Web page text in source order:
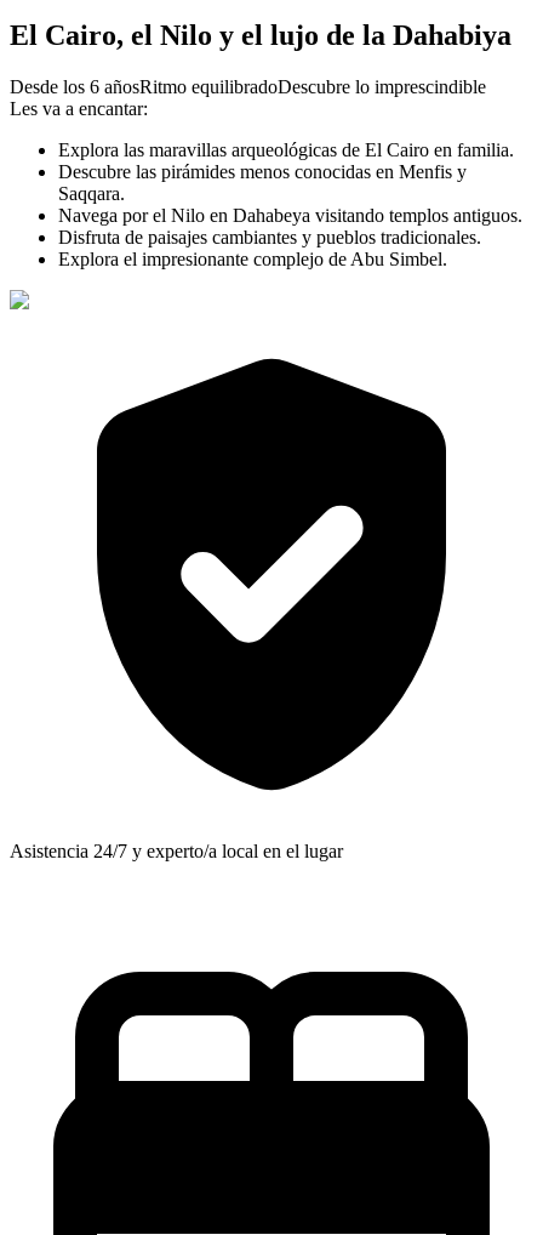
El Cairo, el Nilo y el lujo de la Dahabiya
Desde los 6 añosRitmo equilibradoDescubre lo imprescindible
Les va a encantar:
Explora las maravillas arqueológicas de El Cairo en familia.
Descubre las pirámides menos conocidas en Menfis y
Saqqara.
Navega por el Nilo en Dahabeya visitando templos antiguos.
Disfruta de paisajes cambiantes y pueblos tradicionales.
Explora el impresionante complejo de Abu Simbel.
Asistencia 24/7 y experto/a local en el lugar